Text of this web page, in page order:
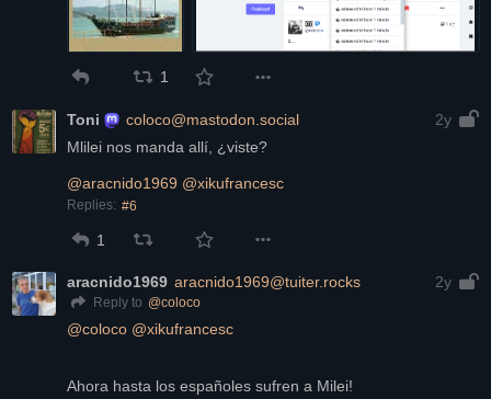
1
Toni coloco@mastodon.social
2y
Mlilei nos manda allí, ¿viste?
@aracnido1969 @xikufrancesc
Replies: #6
1
aracnido1969 aracnido1969@tuiter.rocks 2y
Reply to @coloco
@coloco @xikufrancesc
Ahora hasta los españoles sufren a Milei!